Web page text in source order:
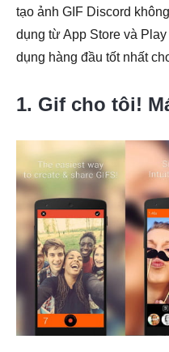
tạo ảnh GIF Discord
dụng từ App Store và
dụng hàng đầu tốt nhất
1. Gif cho tôi!